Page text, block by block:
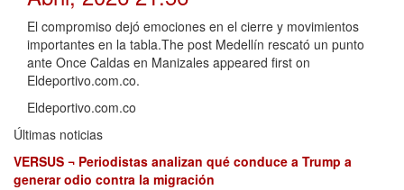
El compromiso dejó emociones en el cierre y movimientos
importantes en la tabla.The post Medellín rescató un punto
ante Once Caldas en Manizales appeared first on
Eldeportivo.com.co.
Eldeportivo.com.co
Últimas noticias
VERSUS ¬ Periodistas analizan qué conduce a Trump a
generar odio contra la migración